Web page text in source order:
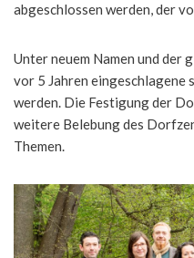
abgeschlossen werden, der
Unter neuem Namen und
vor 5 Jahren
werden. Die Festigung der
weitere Belebung des
Themen.